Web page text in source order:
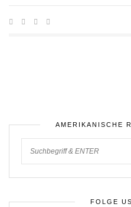
AMERIKANISCHE
FOLGE